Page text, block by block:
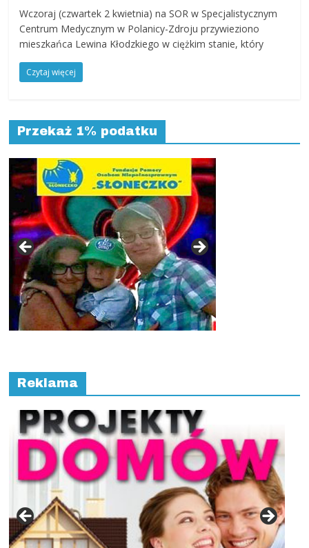
Wczoraj (czwartek 2 kwietnia) na SOR w Specjalistycznym
Centrum Medycznym w Polanicy-Zdroju przywieziono
mieszkańca Lewina Kłodzkiego w ciężkim stanie, który
Czytaj więcej
Przekaż 1% podatku
Reklama